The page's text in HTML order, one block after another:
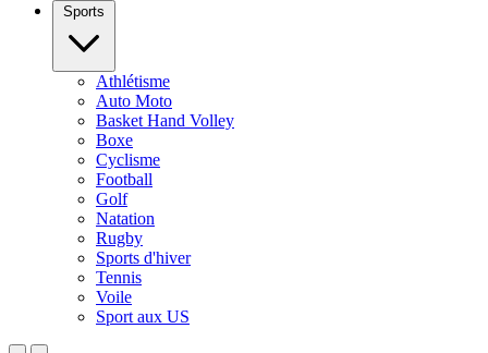
Sports
Athlétisme
Auto Moto
Basket Hand Volley
Boxe
Cyclisme
Football
Golf
Natation
Rugby
Sports d'hiver
Tennis
Voile
Sport aux US